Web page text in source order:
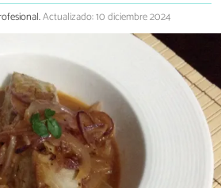
Actualizado: 10 diciembre 2024